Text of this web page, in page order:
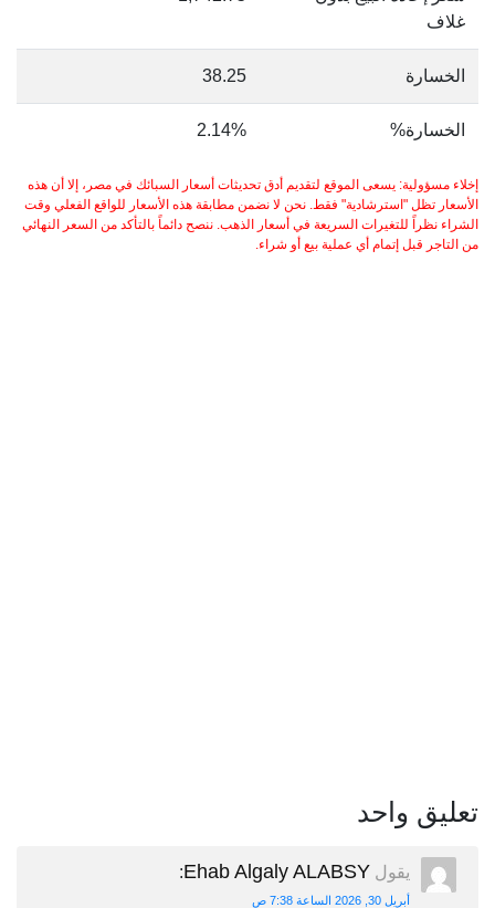
غلاف
الخسارة 38.25
الخسارة% 2.14%
إخلاء مسؤولية: يسعى الموقع لتقديم أدق تحديثات أسعار السبائك في مصر، إلا أن هذه
الأسعار تظل "استرشادية" فقط. نحن لا نضمن مطابقة هذه الأسعار للواقع الفعلي وقت
الشراء نظراً للتغيرات السريعة في أسعار الذهب. ننصح دائماً بالتأكد من السعر النهائي
من التاجر قبل إتمام أي عملية بيع أو شراء.
تعليق واحد
يقول Ehab Algaly ALABSY
:
أبريل 30, 2026 الساعة 7:38 ص